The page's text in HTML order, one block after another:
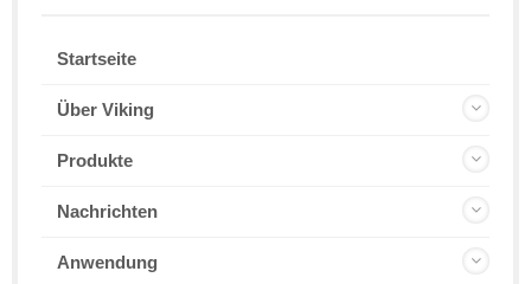
Startseite
Über Viking
Produkte
Nachrichten
Anwendung